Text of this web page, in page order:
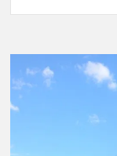
de
Santa
Caterina